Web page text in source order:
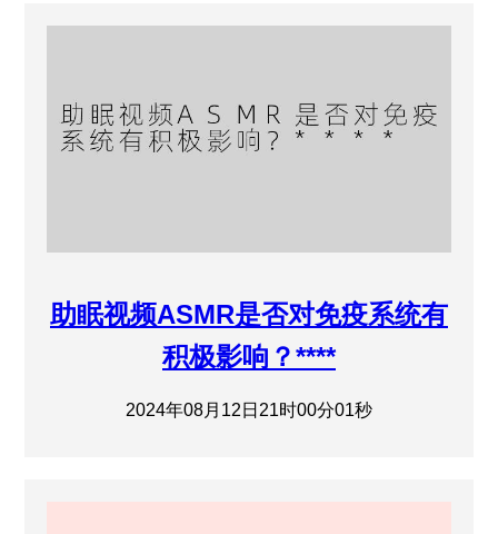
助眠视频ASMR是否对免疫系统有
积极影响？****
2024年08月12日21时00分01秒